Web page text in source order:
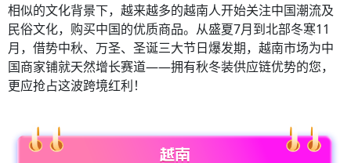
相似的文化背景下，越来越多的越南人开始关注中国潮流及
民俗文化，购买中国的优质商品。从盛夏7月到北部冬寒11
月，借势中秋、万圣、圣诞三大节日爆发期，越南市场为中
国商家铺就天然增长赛道——拥有秋冬装供应链优势的您，
更应抢占这波跨境红利！